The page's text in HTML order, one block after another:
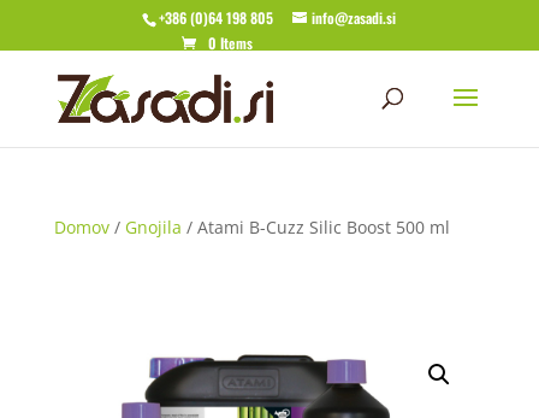
+386 (0)64 198 805
info@zasadi.si
0 Items
Domov/ Gnojila / Atami B-Cuzz Silic Boost 500 ml